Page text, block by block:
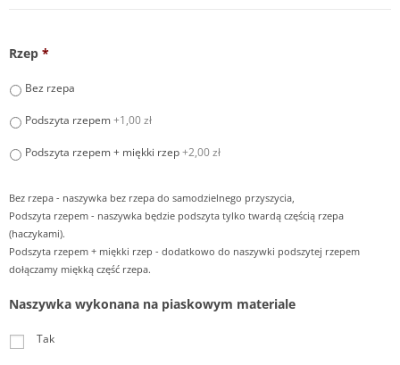
Rzep *
Bez rzepa
Podszyta rzepem+1,00 zł
Podszyta rzepem + miękki rzep+2,00 zł
Bez rzepa - naszywka bez rzepa do samodzielnego przyszycia,
Podszyta rzepem - naszywka będzie podszyta tylko twardą częścią rzepa
(haczykami).
Podszyta rzepem + miękki rzep - dodatkowo do naszywki podszytej rzepem
dołączamy miękką część rzepa.
Naszywka wykonana na piaskowym materiale
Tak